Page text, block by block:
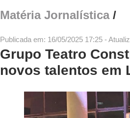
Matéria Jornalística/
Publicada em: 16/05/2025 17:25 -
Grupo Teatro
novos talentos em